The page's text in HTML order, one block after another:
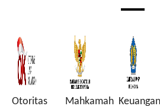
Otoritas
Mahkamah Keuangan